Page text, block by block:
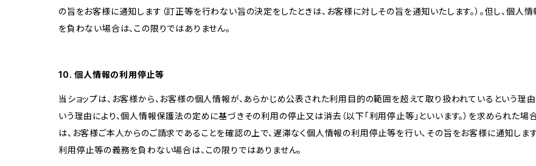
の旨をお客様に通知します（訂正等を行わない旨の決定をしたときは、お客様に対しその旨を通知いたします。）。但し、個人
を負わない場合は、この限りではありません。
10. 個人情報の利用停止等
当ショップは、お客様から、お客様の個人情報が、あらかじめ公表された利用目的の範囲を超えて取り扱われているという
いう理由により、個人情報保護法の定めに基づきその利用の停止又は消去（以下「利用停止等」といいます。）を求められた
は、お客様ご本人からのご請求であることを確認の上で、遅滞なく個人情報の利用停止等を行い、その旨をお客様に通知しま
利用停止等の義務を負わない場合は、この限りではありません。